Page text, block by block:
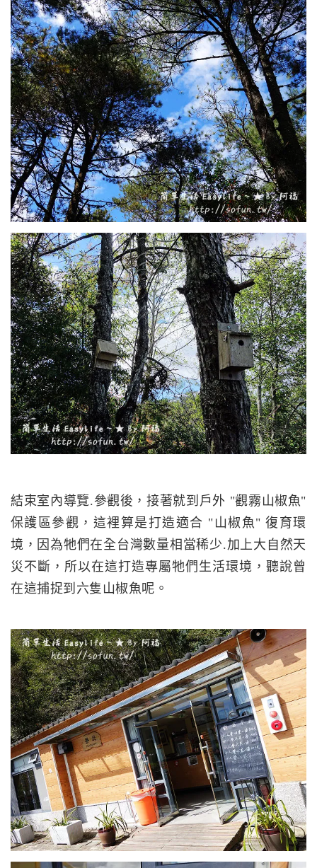
結束室內導覽.參觀後，接著就到戶外 "觀霧山椒魚"
保護區參觀，這裡算是打造適合 "山椒魚" 復育環
境，因為牠們在全台灣數量相當稀少.加上大自然天
災不斷，所以在這打造專屬牠們生活環境，聽說曾
在這捕捉到六隻山椒魚呢。